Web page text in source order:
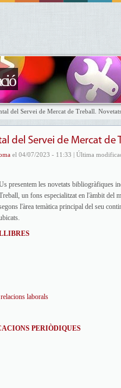
del Servei de Mercat de Treball.
del Servei de Mercat de
el 04/07/2023 - 11:33 | Última
presentem les novetats bibliogràfiques
un fons especialitzat en l'àmbit del
l'àrea temàtica principal del seu
laborals
PERIÒDIQUES